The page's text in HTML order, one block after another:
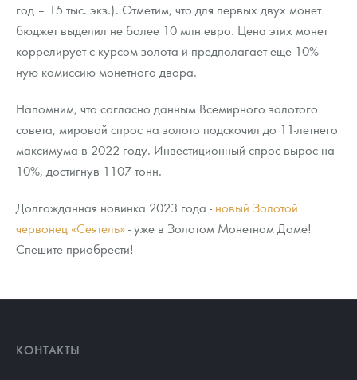
Золотая карманная галерея
Наборы подарочных и коллекционных монет
Книги по нумизматике
год – 15 тыс. экз.). Отметим, что для первых двух монет
бюджет выделил не более 10 млн евро. Цена этих монет
коррелирует с курсом золота и предполагает еще 10%-
ную комиссию монетного двора.
Напомним, что согласно данным Всемирного золотого
совета, мировой спрос на золото подскочил до 11-летнего
максимума в 2022 году. Инвестиционный спрос вырос на
10%, достигнув 1107 тонн.
Долгожданная новинка 2023 года - новый Золотой
червонец «Сеятель»- уже в Золотом Монетном Доме!
Спешите приобрести!
КОНТАКТЫ